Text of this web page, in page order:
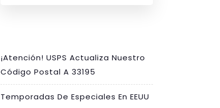
¡Atención! USPS Actualiza Nuestro
Código Postal A 33195
Temporadas De Especiales En EEUU